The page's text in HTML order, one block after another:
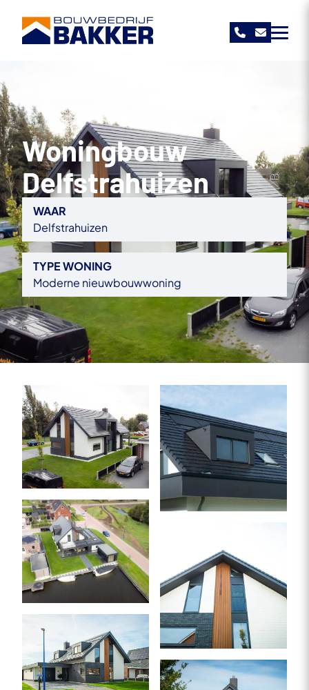
Woningbouw
Delfstrahuizen
WAAR
Delfstrahuizen
TYPE WONING
Moderne nieuwbouwwoning